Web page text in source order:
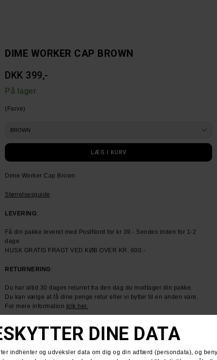
DIME WORKER CAP BROWN
DKK 399,-
På lager
(Farve)
Dime Worker Cap Brown
Størrelsesguide
LEVERING:
Få din pakke leveret med PostNord for kr 39.- Sendes inden for 1-2
dage
HUSK GRATIS FRAGT VED KØB OVER KR. 600.-
RETURNERING:
Du har altid 30 dages returret fra den dag du modtager din pakke.
Du kan vælge at få dine penge retur eller vi bytter til en anden vare.
For mere information klik her.
ANDRE KØBTE OGSÅ